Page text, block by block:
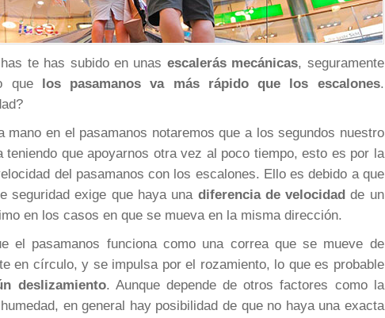
te has subido en unas escalerás mecánicas, seguramente
que los pasamanos va más rápido que los escalones.
mano en el pasamanos notaremos que a los segundos nuestro
teniendo que apoyarnos otra vez al poco tiempo, esto es por la
del pasamanos con los escalones. Ello es debido a que
seguridad exige que haya una diferencia de velocidad de un
en los casos en que se mueva en la misma dirección.
el pasamanos funciona como una correa que se mueve de
en círculo, y se impulsa por el rozamiento, lo que es probable
deslizamiento. Aunque depende de otros factores como la
en general hay posibilidad de que no haya una exacta